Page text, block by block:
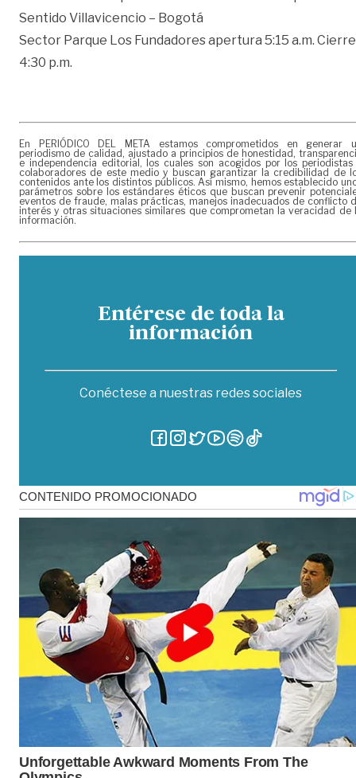
Sentido Villavicencio – Bogotá
Sector Parque Los Fundadores apertura 5:15 a.m. Cierre
4:30 p.m.
En PERIÓDICO DEL META estamos comprometidos en generar
periodismo de calidad, ajustado a principios de honestidad,
e independencia editorial, los cuales son acogidos por los periodistas
colaboradores de este medio y buscan garantizar la credibilidad de
contenidos ante los distintos públicos. Así mismo, hemos establecido
parámetros sobre los estándares éticos que buscan prevenir
eventos de fraude, malas prácticas, manejos inadecuados de conflicto
interés y otras situaciones similares que comprometan la veracidad de
información.
Entérese de toda la
información
Conéctese a nuestras redes sociales